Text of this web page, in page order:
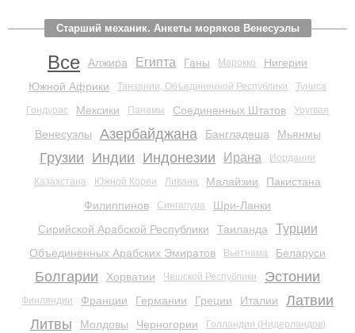
Старший механик. Анкеты моряков Венесуэлы
Все Алжира Египта Ганы Марокко
Нигерии
Южной Африки
Танзании, Объединенной Республики Туниса
Гондурас Мексики Панамы Соединенных Штатов Уругвая
Венесуэлы Азербайджана Бангладеша Мьянмы
Грузии Индии Индонезии Ирана Иордании
Казахстана Южной Кореи Ливана Малайзии
Пакистана
Филиппинов
Сингапура
Шри-Ланки
Сирийской Арабской Республики
Таиланда Турции
Объединенных Арабских Эмиратов Вьетнама Беларуси
Болгарии Хорватии Чешской Республики Эстонии
Финляндии Франции Германии Греции Италии
Латвии
Литвы
Молдовы Черногории Голландии (Нидерландов)